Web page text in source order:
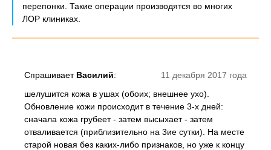
перепонки. Такие операции производятся во многих
ЛОР клиниках.
11 декабря 2017 года
Спрашивает Василий:
шелушится кожа в ушах (обоих; внешнее ухо).
Обновление кожи происходит в течение 3-х дней:
сначала кожа грубеет - затем высыхает - затем
отваливается (приблизительно на 3ие сутки). На месте
старой новая без каких-либо признаков, но уже к концу